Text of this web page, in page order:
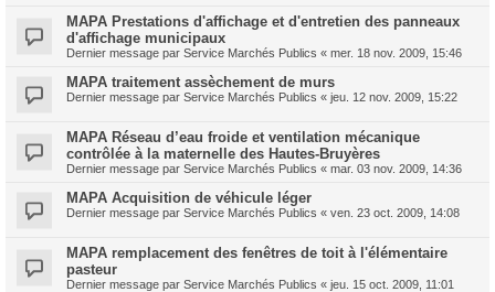
MAPA Prestations d'affichage et d'entretien des panneaux
d'affichage municipaux
Dernier message par Service Marchés Publics « mer. 18 nov. 2009, 15:46
MAPA traitement assèchement de murs
Dernier message par Service Marchés Publics « jeu. 12 nov. 2009, 15:22
MAPA Réseau d’eau froide et ventilation mécanique
contrôlée à la maternelle des Hautes-Bruyères
Dernier message par Service Marchés Publics « mar. 03 nov. 2009, 14:36
MAPA Acquisition de véhicule léger
Dernier message par Service Marchés Publics « ven. 23 oct. 2009, 14:08
MAPA remplacement des fenêtres de toit à l'élémentaire
pasteur
Dernier message par Service Marchés Publics « jeu. 15 oct. 2009, 11:01